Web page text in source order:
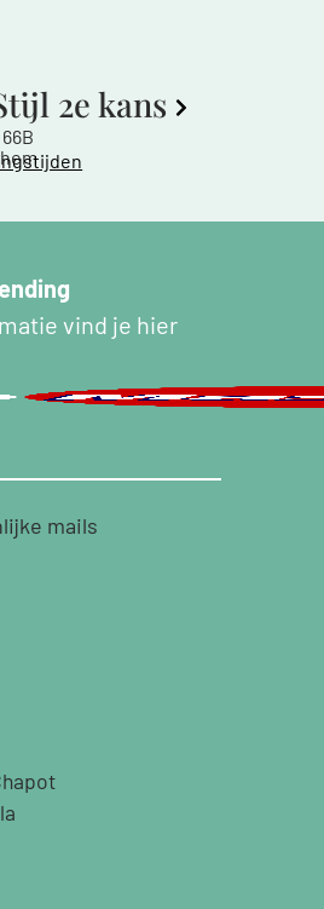
2e kans
vind je hier
mails